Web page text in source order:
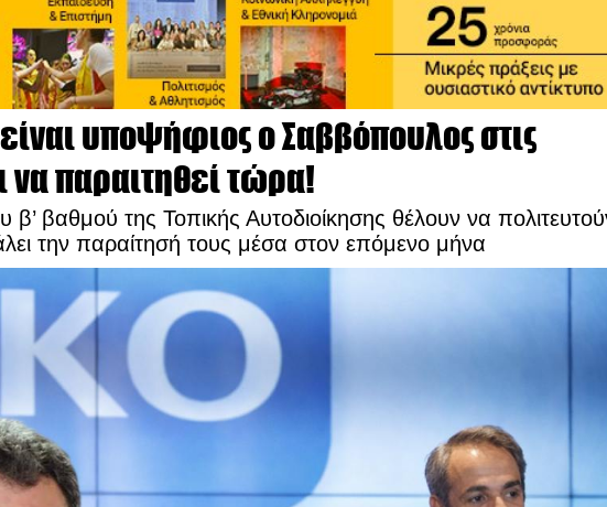
υποψήφιος ο Σαββόπουλος στις
να παραιτηθεί τώρα!
βαθμού της Τοπικής Αυτοδιοίκησης θέλουν να
την παραίτησή τους μέσα στον επόμενο μήνα